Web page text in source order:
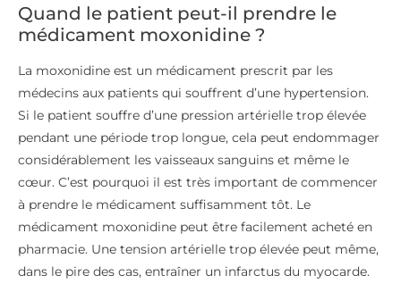
Quand le patient peut-il prendre le
médicament moxonidine ?
La moxonidine est un médicament prescrit par les
médecins aux patients qui souffrent d’une hypertension.
Si le patient souffre d’une pression artérielle trop élevée
pendant une période trop longue, cela peut endommager
considérablement les vaisseaux sanguins et même le
cœur. C’est pourquoi il est très important de commencer
à prendre le médicament suffisamment tôt. Le
médicament moxonidine peut être facilement acheté en
pharmacie. Une tension artérielle trop élevée peut même,
dans le pire des cas, entraîner un infarctus du myocarde.